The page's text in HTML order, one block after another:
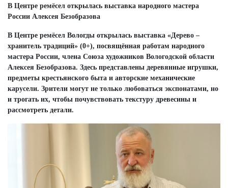
В Центре ремёсел открылась выставка народного мастера
России Алексея Безобразова
В Центре ремёсел Вологды открылась выставка «Дерево –
хранитель традиций» (0+), посвящённая работам народного
мастера России, члена Союза художников Вологодской области
Алексея Безобразова. Здесь представлены деревянные игрушки,
предметы крестьянского быта и авторские механические
карусели. Зрители могут не только любоваться экспонатами, но
и трогать их, чтобы почувствовать текстуру древесины и
рассмотреть детали.